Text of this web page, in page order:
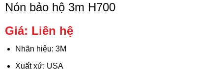
Nón bảo hộ 3m H700
Giá: Liên hệ
Nhãn hiệu: 3M
Xuất xứ: USA